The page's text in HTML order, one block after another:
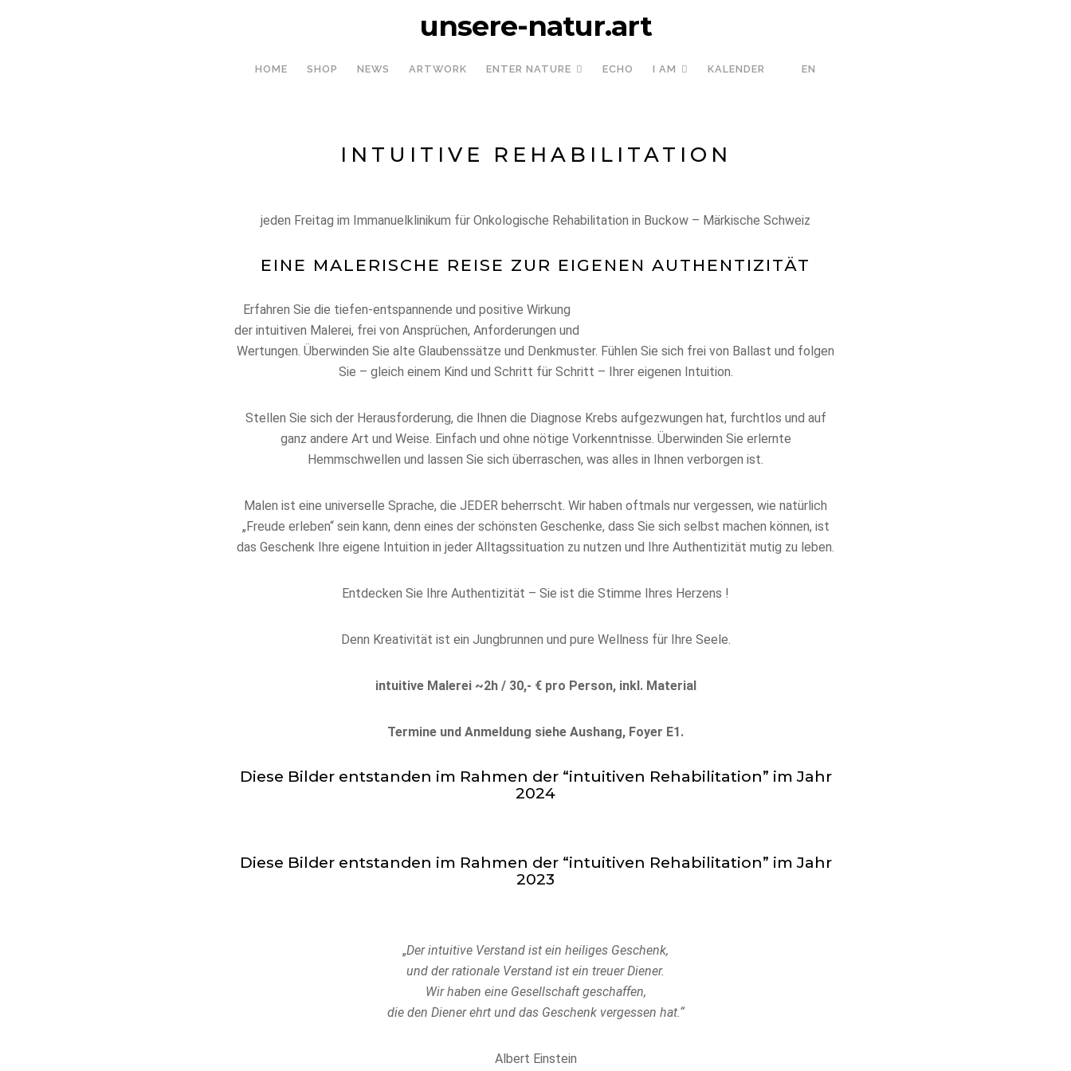
unsere-natur.art
HOME SHOP NEWS ARTWORK ENTER NATURE ECHO I AM KALENDER EN
INTUITIVE REHABILITATION
jeden Freitag im Immanuelklinikum für Onkologische Rehabilitation in Buckow – Märkische Schweiz
EINE MALERISCHE REISE ZUR EIGENEN AUTHENTIZITÄT
Erfahren Sie die tiefen-entspannende und positive Wirkung
der intuitiven Malerei, frei von Ansprüchen, Anforderungen und
Wertungen. Überwinden Sie alte Glaubenssätze und Denkmuster. Fühlen Sie sich frei von Ballast und folgen
Sie – gleich einem Kind und Schritt für Schritt – Ihrer eigenen Intuition.
Stellen Sie sich der Herausforderung, die Ihnen die Diagnose Krebs aufgezwungen hat, furchtlos und auf
ganz andere Art und Weise. Einfach und ohne nötige Vorkenntnisse. Überwinden Sie erlernte
Hemmschwellen und lassen Sie sich überraschen, was alles in Ihnen verborgen ist.
Malen ist eine universelle Sprache, die JEDER beherrscht. Wir haben oftmals nur vergessen, wie natürlich
„Freude erleben“ sein kann, denn eines der schönsten Geschenke, dass Sie sich selbst machen können, ist
das Geschenk Ihre eigene Intuition in jeder Alltagssituation zu nutzen und Ihre Authentizität mutig zu leben.
Entdecken Sie Ihre Authentizität – Sie ist die Stimme Ihres Herzens !
Denn Kreativität ist ein Jungbrunnen und pure Wellness für Ihre Seele.
intuitive Malerei~2h / 30,- € pro Person, inkl. Material
Termine und Anmeldung siehe Aushang, Foyer E1.
Diese Bilder entstanden im Rahmen der “intuitiven Rehabilitation” im Jahr
2024
Diese Bilder entstanden im Rahmen der “intuitiven Rehabilitation” im Jahr
2023
„Der intuitive Verstand ist ein heiliges Geschenk,
und der rationale Verstand ist ein treuer Diener.
Wir haben eine Gesellschaft geschaffen,
die den Diener ehrt und das Geschenk vergessen hat.“
Albert Einstein